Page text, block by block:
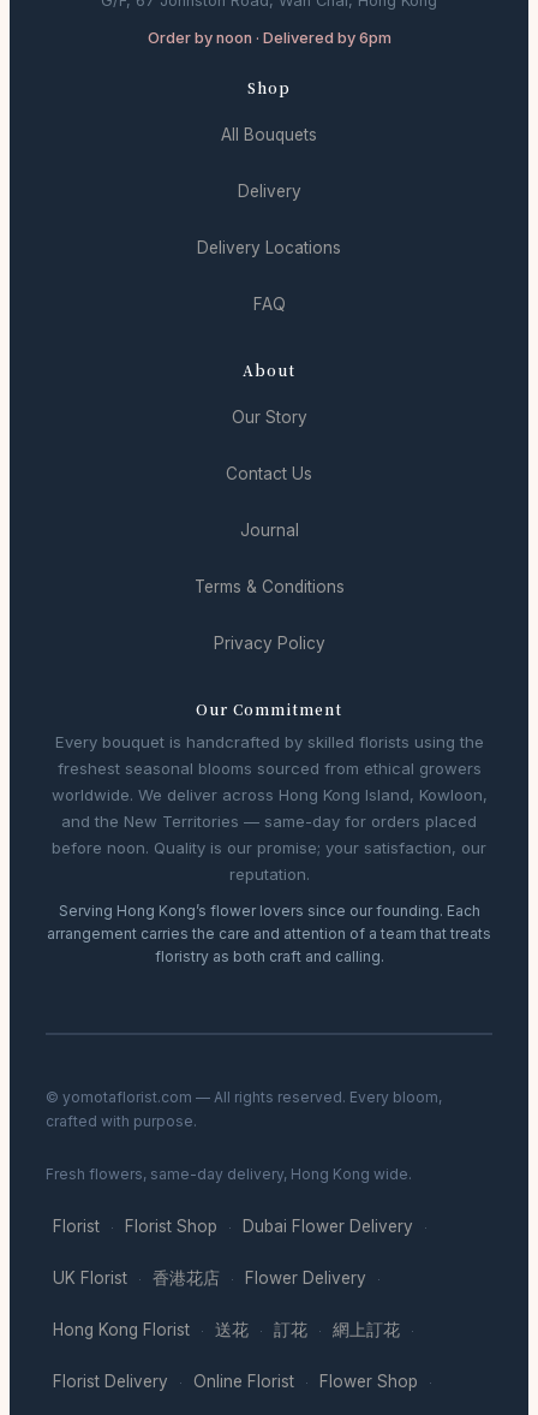
Order by noon · Delivered by 6pm
Shop
All Bouquets
Delivery
Delivery Locations
FAQ
About
Our Story
Contact Us
Journal
Terms & Conditions
Privacy Policy
Our Commitment
Every bouquet is handcrafted by skilled florists using the
freshest seasonal blooms sourced from ethical growers
worldwide. We deliver across Hong Kong Island, Kowloon,
and the New Territories — same-day for orders placed
before noon. Quality is our promise; your satisfaction, our
reputation.
Serving Hong Kong’s flower lovers since our founding. Each
arrangement carries the care and attention of a team that treats
floristry as both craft and calling.
© yomotaflorist.com — All rights reserved. Every bloom,
crafted with purpose.
Fresh flowers, same-day delivery, Hong Kong wide.
Florist · Florist Shop · Dubai Flower Delivery ·
UK Florist · 香港花店 · Flower Delivery ·
Hong Kong Florist · 送花 · 訂花 · 網上訂花 ·
Florist Delivery · Online Florist · Flower Shop ·